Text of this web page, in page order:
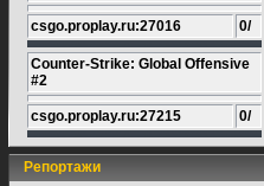
csgo.proplay.ru:27016 0/
Counter-Strike: Global Offensive
#2
csgo.proplay.ru:27215 0/
Репортажи